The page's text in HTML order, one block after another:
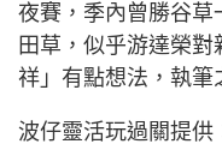
夜賽，季內曾勝谷
田草，似乎游達榮
祥」有點想法，執筆
波仔靈活玩過關提供